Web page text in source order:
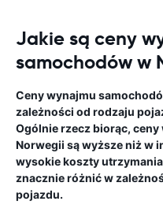
Jakie są ceny
samochodów w
Ceny wynajmu
zależności od rodzaju
Ogólnie rzecz biorąc,
Norwegii są wyższe niż w
wysokie koszty
znacznie różnić w
pojazdu.